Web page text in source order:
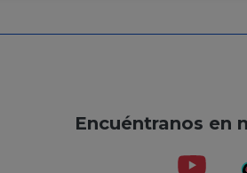
Encuéntranos en